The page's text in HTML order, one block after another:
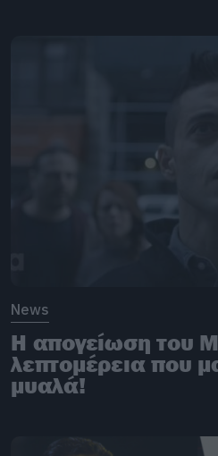
News
Η απογείωση του
λεπτομέρεια που
μυαλά!